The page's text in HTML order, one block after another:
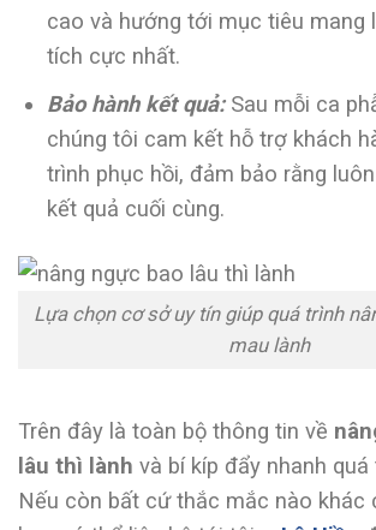
cao và hướng tới mục tiêu mang
tích cực nhất.
Bảo hành kết quả: Sau mỗi ca
chúng tôi cam kết hỗ trợ khách
trình phục hồi, đảm bảo rằng
kết quả cuối cùng.
Lựa chọn cơ sở uy tín giúp quá trình
mau lành
Trên đây là toàn bộ thông tin về
lâu thì lành và bí kíp đẩy nhanh quá
Nếu còn bất cứ thắc mắc nào khác